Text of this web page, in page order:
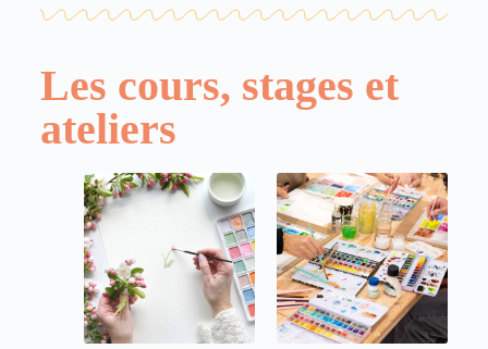
Les cours, stages et
ateliers